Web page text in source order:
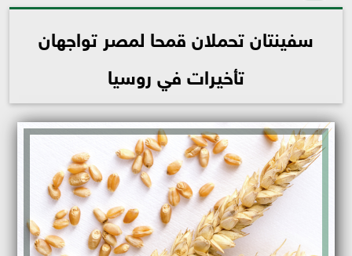
سفينتان تحملان قمحا لمصر تواجهان
تأخيرات في روسيا